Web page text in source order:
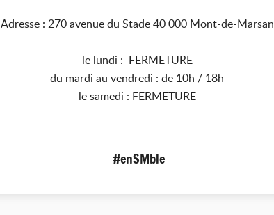
Adresse : 270 avenue du Stade 40 000 Mont-de-Marsan
le lundi : FERMETURE
du mardi au vendredi : de 10h / 18h
le samedi : FERMETURE
#enSMble